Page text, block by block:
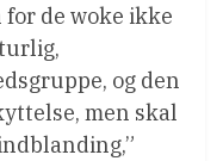
for de woke ikke
og den
men skal